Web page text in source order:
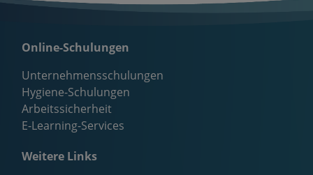
Online-Schulungen
Unternehmensschulungen
Hygiene-Schulungen
Arbeitssicherheit
E-Learning-Services
Weitere Links